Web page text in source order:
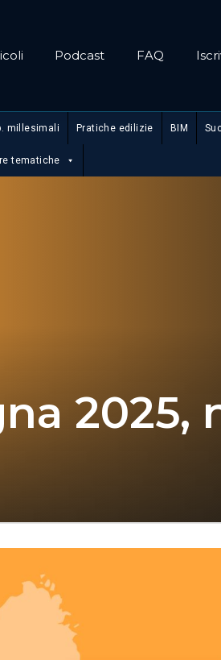
Podcast FAQ
millesimali Pratiche edilizie BIM
tematiche
2025,